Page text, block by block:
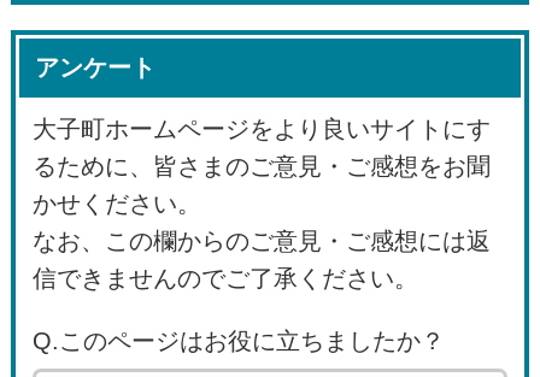
アンケート
大子町ホームページをより良いサイトにす
るために、皆さまのご意見・ご感想をお聞
かせください。
なお、この欄からのご意見・ご感想には返
信できませんのでご了承ください。
Q.このページはお役に立ちましたか？